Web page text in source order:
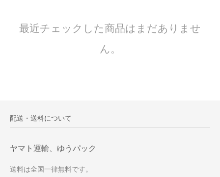
最近チェックした商品はまだありませ
ん。
配送・送料について
ヤマト運輸、ゆうパック
送料は全国一律無料です。